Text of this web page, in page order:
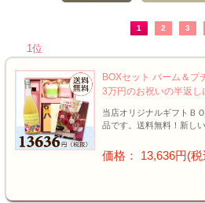
1 2 3
1位
BOXセット バーム＆プ
3万円のお祝いの半返し
当店オリジナルギフトＢ
品です。送料無料！新し
価格： 13,636円(